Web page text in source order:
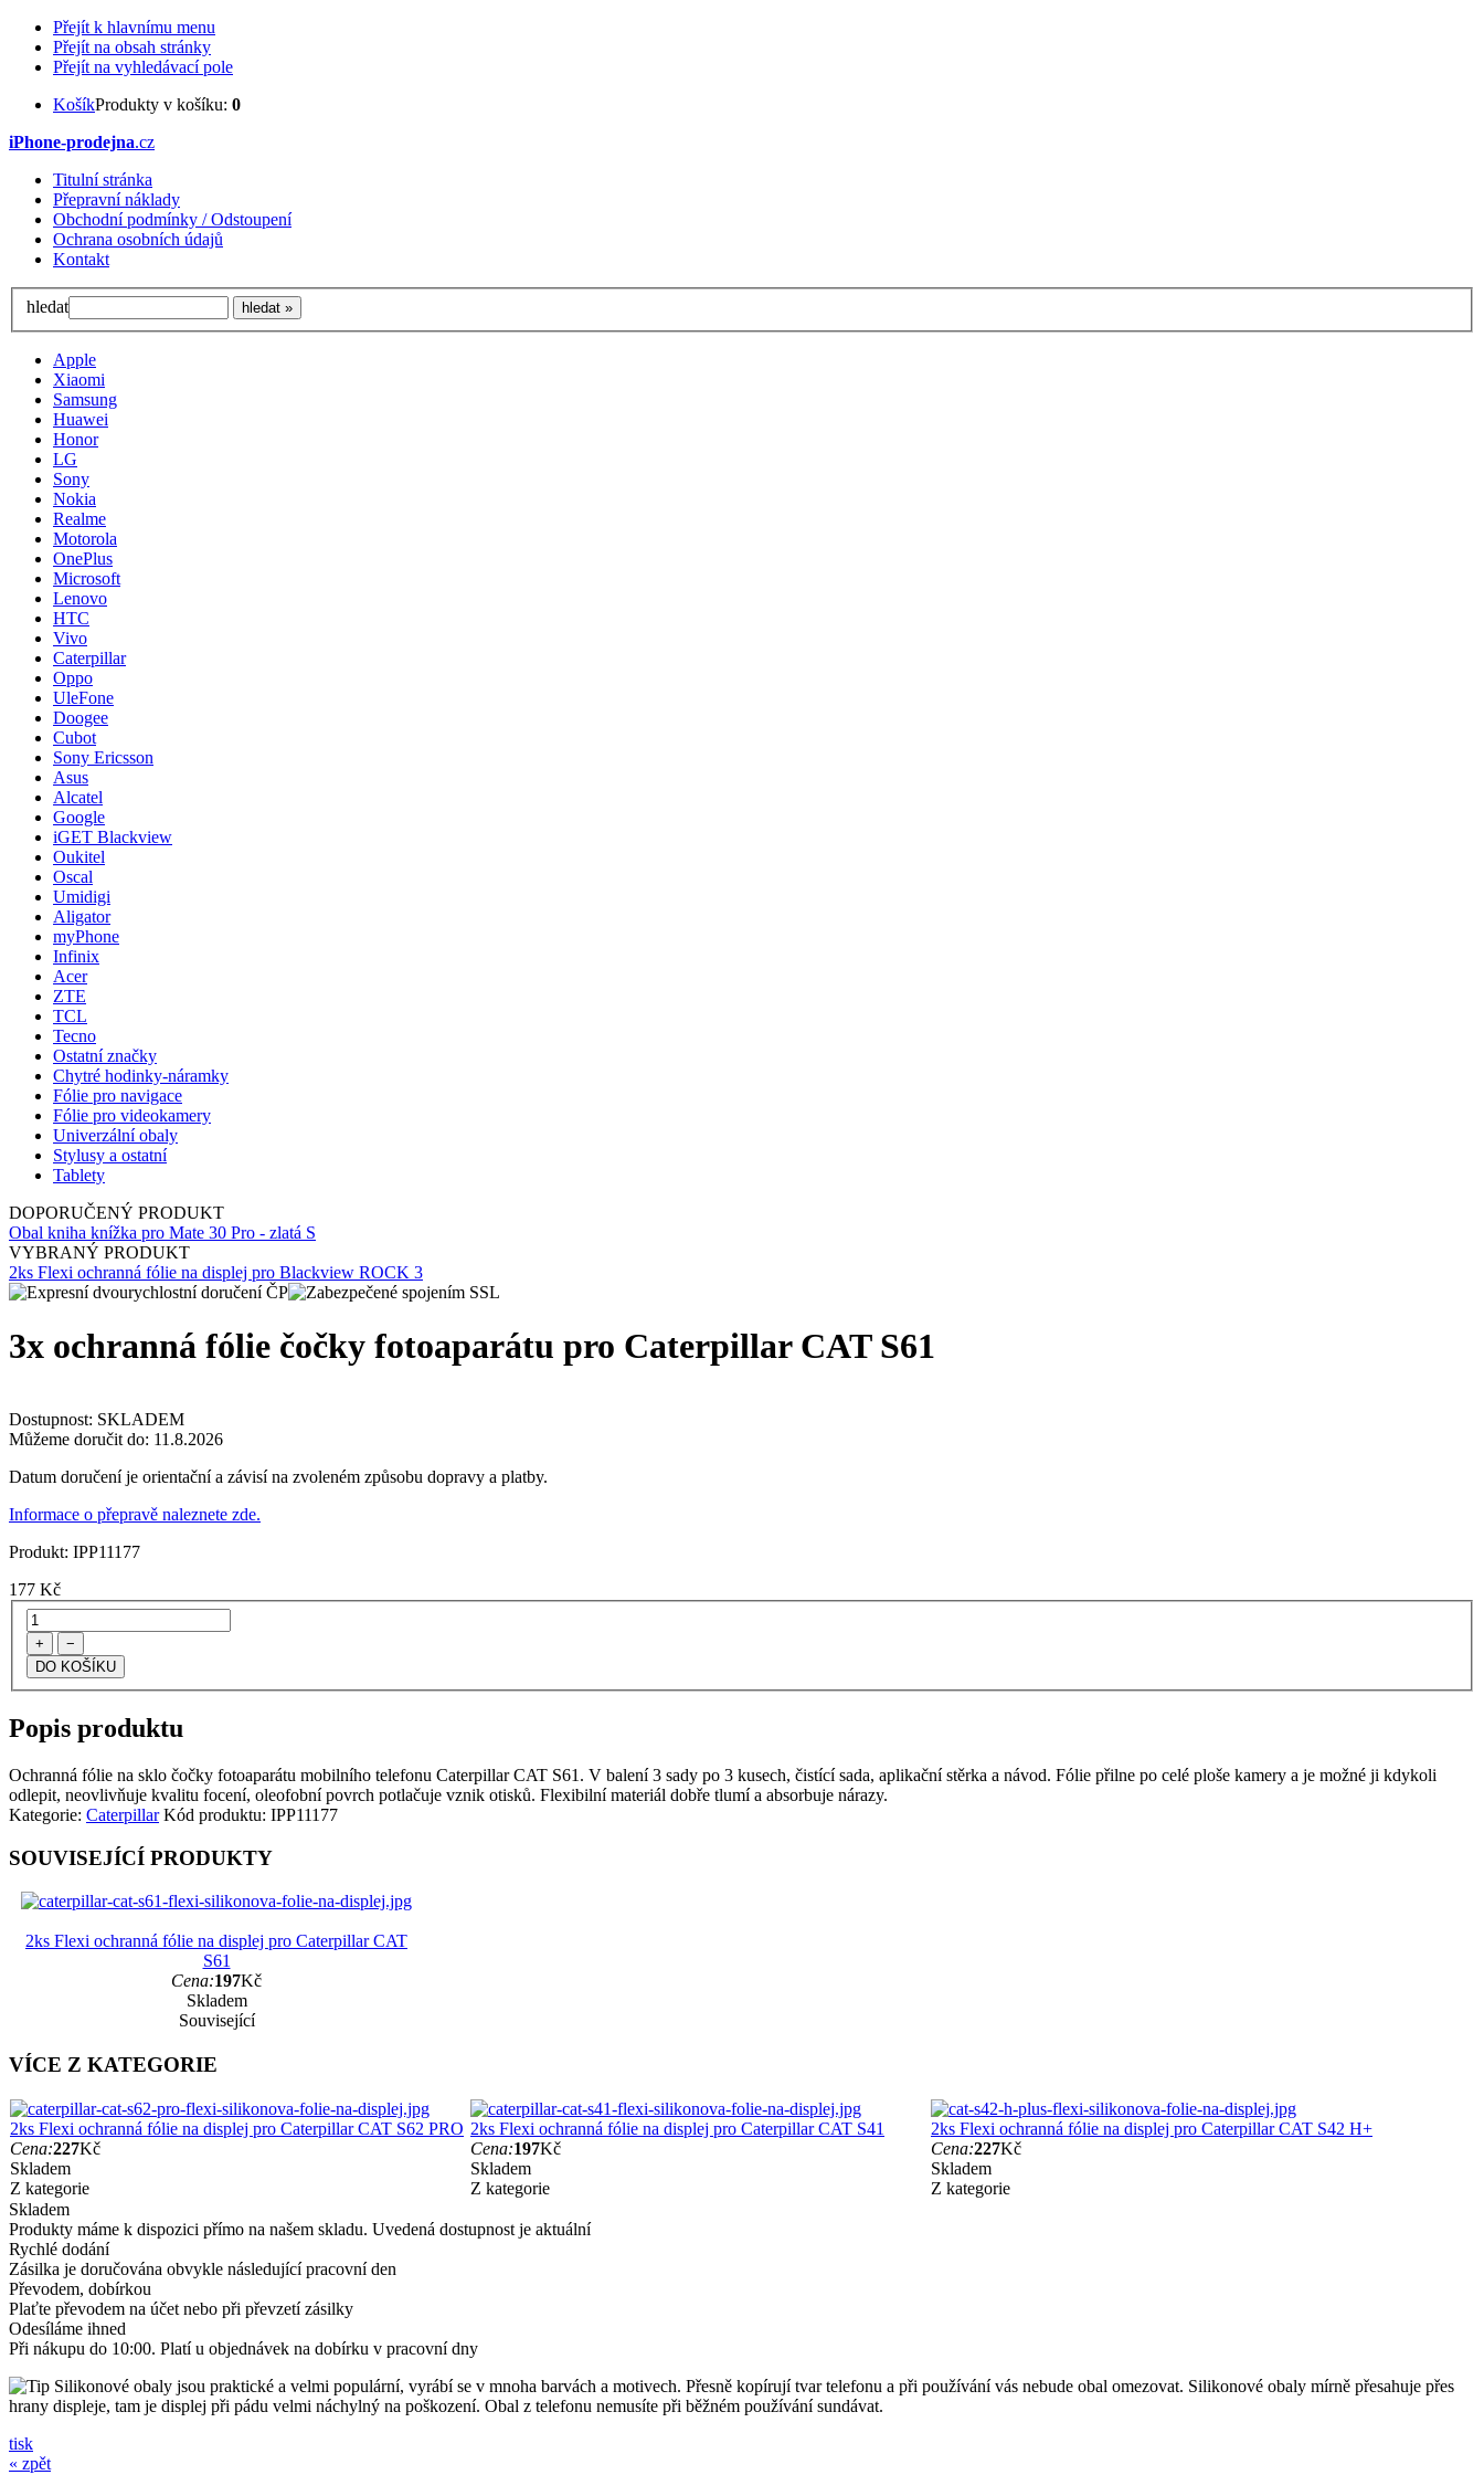
Přejít k hlavnímu menu
Přejít na obsah stránky
Přejít na vyhledávací pole
KošíkProdukty v košíku: 0
iPhone-prodejna.cz
Titulní stránka
Přepravní náklady
Obchodní podmínky / Odstoupení
Ochrana osobních údajů
Kontakt
hledat
Apple
Xiaomi
Samsung
Huawei
Honor
LG
Sony
Nokia
Realme
Motorola
OnePlus
Microsoft
Lenovo
HTC
Vivo
Caterpillar
Oppo
UleFone
Doogee
Cubot
Sony Ericsson
Asus
Alcatel
Google
iGET Blackview
Oukitel
Oscal
Umidigi
Aligator
myPhone
Infinix
Acer
ZTE
TCL
Tecno
Ostatní značky
Chytré hodinky-náramky
Fólie pro navigace
Fólie pro videokamery
Univerzální obaly
Stylusy a ostatní
Tablety
DOPORUČENÝ PRODUKT
Obal kniha knížka pro Mate 30 Pro - zlatá S
VYBRANÝ PRODUKT
2ks Flexi ochranná fólie na displej pro Blackview ROCK 3
3x ochranná fólie čočky fotoaparátu pro Caterpillar CAT S61
Dostupnost: SKLADEM
Můžeme doručit do: 11.8.2026
Datum doručení je orientační a závisí na zvoleném způsobu dopravy a platby.
Informace o přepravě naleznete zde.
Produkt: IPP11177
177 Kč
+ −
Popis produktu
Ochranná fólie na sklo čočky fotoaparátu mobilního telefonu Caterpillar CAT S61. V balení 3 sady po 3 kusech, čistící sada, aplikační stěrka a návod. Fólie přilne po celé ploše kamery a je možné ji kdykoli
odlepit, neovlivňuje kvalitu focení, oleofobní povrch potlačuje vznik otisků. Flexibilní materiál dobře tlumí a absorbuje nárazy.
Kategorie: Caterpillar Kód produktu: IPP11177
SOUVISEJÍCÍ PRODUKTY
2ks Flexi ochranná fólie na displej pro Caterpillar CAT
S61
Cena:197Kč
Skladem
Související
VÍCE Z KATEGORIE
2ks Flexi ochranná fólie na displej pro Caterpillar CAT S62 PRO
Cena:227Kč
Skladem
Z kategorie
2ks Flexi ochranná fólie na displej pro Caterpillar CAT S41
Cena:197Kč
Skladem
Z kategorie
2ks Flexi ochranná fólie na displej pro Caterpillar CAT S42 H+
Cena:227Kč
Skladem
Z kategorie
Skladem
Produkty máme k dispozici přímo na našem skladu. Uvedená dostupnost je aktuální
Rychlé dodání
Zásilka je doručována obvykle následující pracovní den
Převodem, dobírkou
Plaťte převodem na účet nebo při převzetí zásilky
Odesíláme ihned
Při nákupu do 10:00. Platí u objednávek na dobírku v pracovní dny
Silikonové obaly jsou praktické a velmi populární, vyrábí se v mnoha barvách a motivech. Přesně kopírují tvar telefonu a při používání vás nebude obal omezovat. Silikonové obaly mírně přesahuje přes
hrany displeje, tam je displej při pádu velmi náchylný na poškození. Obal z telefonu nemusíte při běžném používání sundávat.
tisk
« zpět